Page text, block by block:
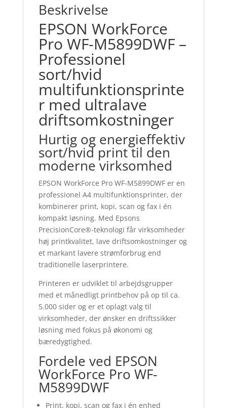
Beskrivelse
EPSON WorkForce
Pro WF-M5899DWF –
Professionel
sort/hvid
multifunktionsprinte
r med ultralave
driftsomkostninger
Hurtig og energieffektiv
sort/hvid print til den
moderne virksomhed
EPSON WorkForce Pro WF-M5899DWF er en
professionel A4 multifunktionsprinter, der
kombinerer print, kopi, scan og fax i én
kompakt løsning. Med Epsons
PrecisionCore®-teknologi får virksomheder
høj printkvalitet, lave driftsomkostninger og
et markant lavere strømforbrug end
traditionelle laserprintere.
Printeren er udviklet til arbejdsgrupper
med et månedligt printbehov på op til ca.
5.000 sider og er et oplagt valg til
virksomheder, der ønsker en driftssikker
løsning med fokus på økonomi og
bæredygtighed.
Fordele ved EPSON
WorkForce Pro WF-
M5899DWF
Print, kopi, scan og fax i én enhed